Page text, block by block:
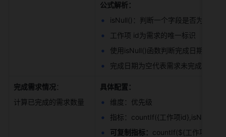
公式解析：
isNull()：判断一个字段是否为空，
工作项 id为需求的唯一标识
使用isNull()函数判断完成日期是否
完成日期为空代表需求未完成，则
完成需求情况：
计算已完成的需求数量
具体配置：
维度：优先级
指标：countIf({工作项id},isNull({完
可复制指标： countIf(${工作项